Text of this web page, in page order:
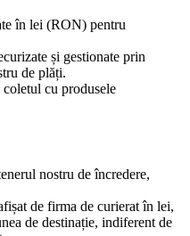
în lei (RON) pentru
și gestionate prin
de plăți.
cu produsele
nostru de încredere,
de firma de curierat în lei,
de destinație, indiferent de